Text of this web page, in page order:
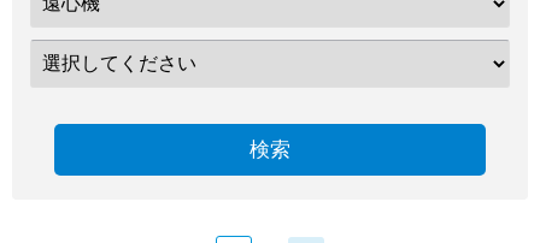
検索